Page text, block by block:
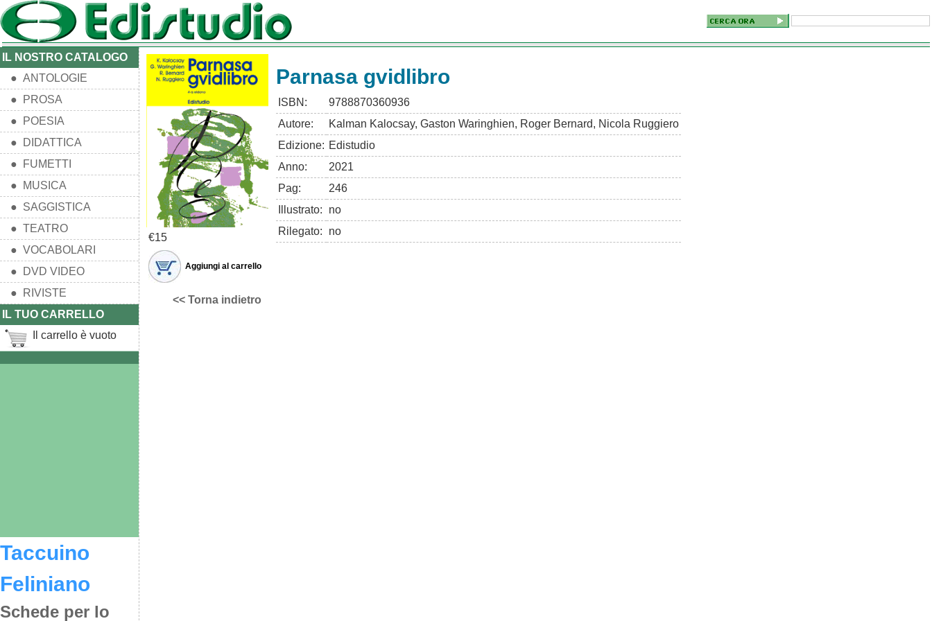
IL NOSTRO CATALOGO
● ANTOLOGIE
● PROSA
● POESIA
● DIDATTICA
● FUMETTI
● MUSICA
● SAGGISTICA
● TEATRO
● VOCABOLARI
● DVD VIDEO
● RIVISTE
IL TUO CARRELLO
Il carrello è vuoto
Taccuino
Feliniano
Schede per lo
€15
Aggiungi al carrello
<< Torna indietro
Parnasa gvidlibro
ISBN:
9788870360936
Autore:
Kalman Kalocsay, Gaston Waringhien, Roger Bernard, Nicola Ruggiero
Edizione: Edistudio
Anno:
2021
Pag:
246
Illustrato:
no
Rilegato:
no